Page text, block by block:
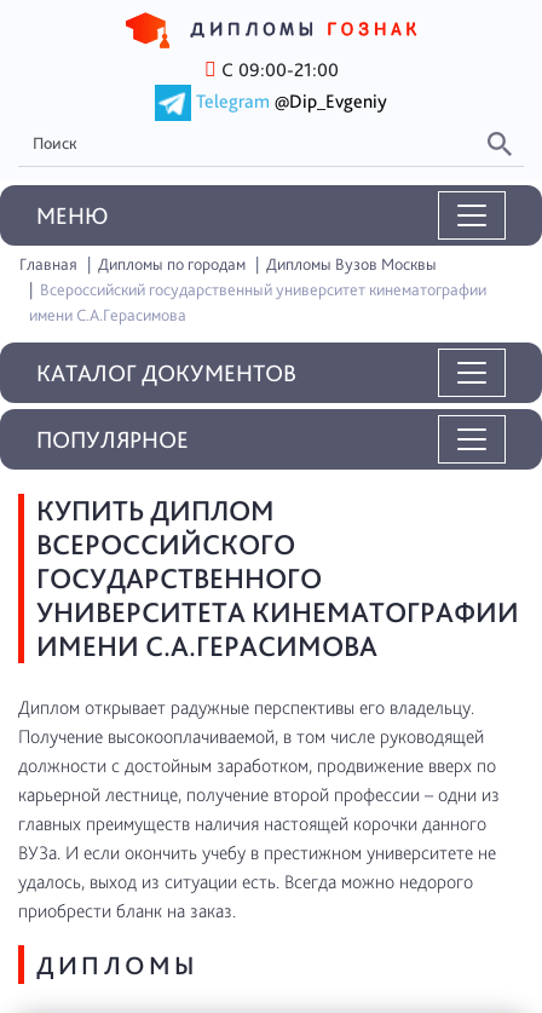
С 09:00-21:00
Telegram @Dip_Evgeniy
MEНЮ
Главная Дипломы по городам
Дипломы Вузов Москвы
Всероссийский государственный университет кинематографии
имени С.А.Герасимова
КАТАЛОГ ДОКУМЕНТОВ
КУПИТЬ ДИПЛОМ
ВСЕРОССИЙСКОГО
ГОСУДАРСТВЕННОГО
УНИВЕРСИТЕТА КИНЕМАТОГРАФИИ
ИМЕНИ С.А.ГЕРАСИМОВА
Диплом открывает радужные перспективы его владельцу.
Получение высокооплачиваемой, в том числе руководящей
должности с достойным заработком, продвижение вверх по
карьерной лестнице, получение второй профессии – одни из
главных преимуществ наличия настоящей корочки данного
ВУЗа. И если окончить учебу в престижном университете не
удалось, выход из ситуации есть. Всегда можно недорого
приобрести бланк на заказ.
ДИПЛОМЫ
ПОПУЛЯРНОЕ